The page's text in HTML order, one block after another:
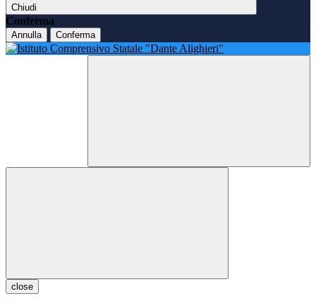
Chiudi
Conferma
Annulla Conferma
close